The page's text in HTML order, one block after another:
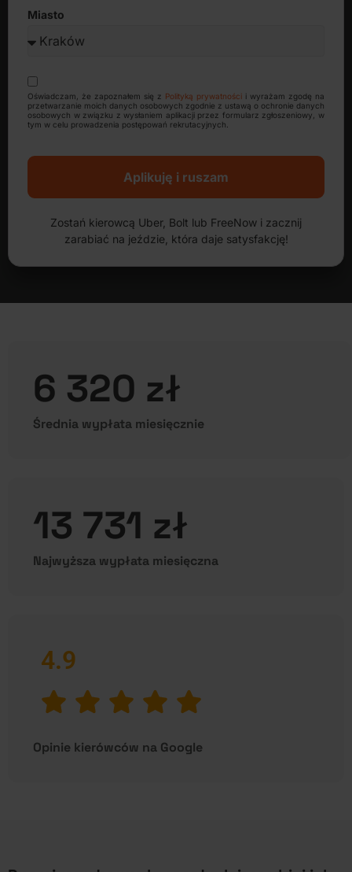
Miasto
Oświadczam, że zapoznałem się z Polityką prywatności i wyrażam zgodę na
przetwarzanie moich danych osobowych zgodnie z ustawą o ochronie danych
osobowych w związku z wysłaniem aplikacji przez formularz zgłoszeniowy, w
tym w celu prowadzenia postępowań rekrutacyjnych.
Aplikuję i ruszam
Zostań kierowcą Uber, Bolt lub FreeNow i zacznij
zarabiać na jeździe, która daje satysfakcję!
6 320 zł
Średnia wypłata miesięcznie
13 731 zł
Najwyższa wypłata miesięczna
4.9
Opinie kierówców na Google